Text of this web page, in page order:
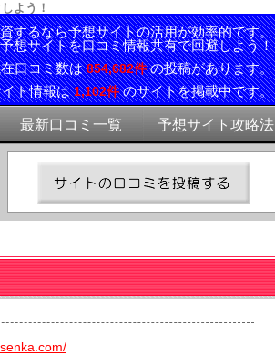
よう！
するなら予想サイトの活用が効率的です。
想サイトを口コミ情報共有で回避しよう！
口コミ数は854,682件の投稿があります。
ト情報は1,102件のサイトを掲載中です。
最新口コミ一覧 予想サイト攻略法